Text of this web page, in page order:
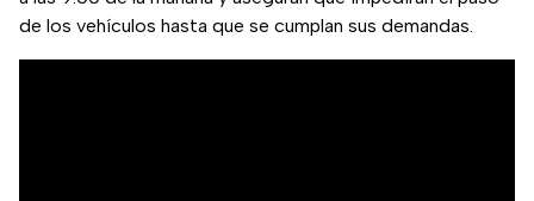
de los vehículos hasta que se cumplan sus demandas.